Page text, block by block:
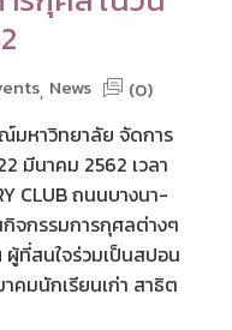
, News (0)
มหาวิทยาลัย จัดการ
มีนาคม 2562 เวลา
CLUB ถนนบางนา-
จกรรมการกุศลต่างๆ
ที่สนใจร่วมเป็นสปอน
คมนักเรียนเก่า สาธิต